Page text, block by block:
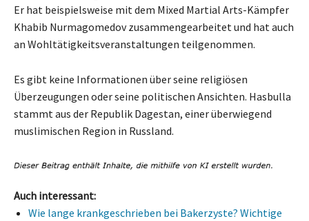
Er hat beispielsweise mit dem Mixed Martial Arts-Kämpfer
Khabib Nurmagomedov zusammengearbeitet und hat auch
an Wohltätigkeitsveranstaltungen teilgenommen.
Es gibt keine Informationen über seine religiösen
Überzeugungen oder seine politischen Ansichten. Hasbulla
stammt aus der Republik Dagestan, einer überwiegend
muslimischen Region in Russland.
Auch interessant:
Wie lange krankgeschrieben bei Bakerzyste? Wichtige